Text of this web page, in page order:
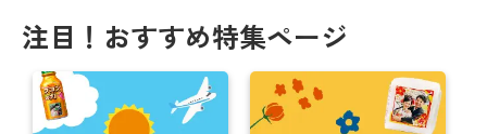
注目！おすすめ特集ページ